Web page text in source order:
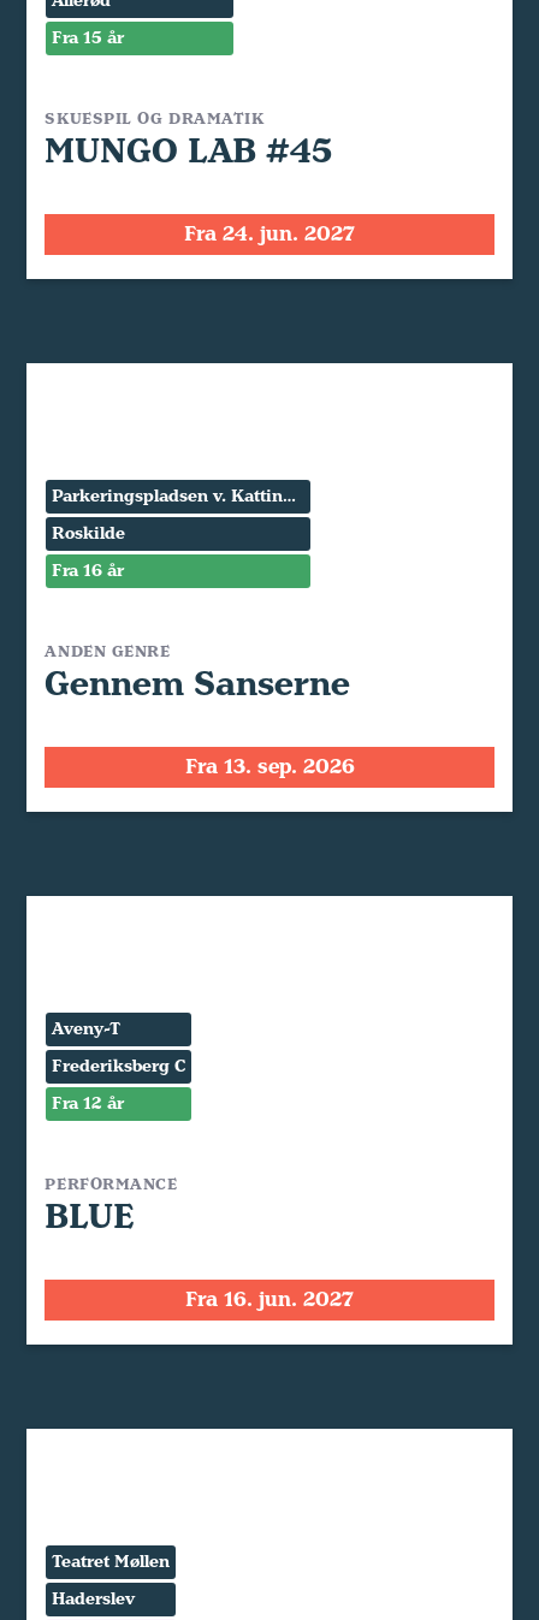
Fra 15 år
SKUESPIL OG DRAMATIK
MUNGO LAB #45
Fra 24. jun. 2027
Parkeringspladsen v. Kattinge Værk
Roskilde
Fra 16 år
ANDEN GENRE
Gennem Sanserne
Fra 13. sep. 2026
Aveny-T
Frederiksberg C
Fra 12 år
PERFORMANCE
BLUE
Fra 16. jun. 2027
Teatret Møllen
Haderslev